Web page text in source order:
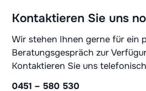
Kontaktieren Sie uns
Wir stehen Ihnen gerne für ein
Beratungsgespräch zur
Kontaktieren Sie uns
0451 – 580 530